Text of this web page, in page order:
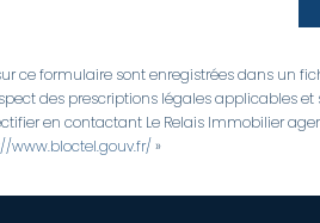
ce formulaire sont enregistrées dans un
des prescriptions légales applicables
en contactant Le Relais Immobilier
www.bloctel.gouv.fr/ »